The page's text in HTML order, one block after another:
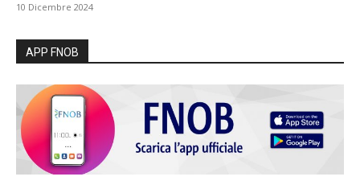
10 Dicembre 2024
APP FNOB